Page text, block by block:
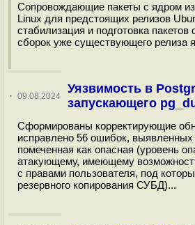
Сопровождающие пакеты с ядром
Linux для предстоящих релизов
стабилизация и подготовка
сборок уже существующего релиза
· 09.08.2024
Уязвимость в
запускающего
Сформированы корректирующие
исправлено 56 ошибок, выявленных
помеченная как опасная (уровень
атакующему, имеющему
с правами пользователя, под
резервного копирования СУБД)...